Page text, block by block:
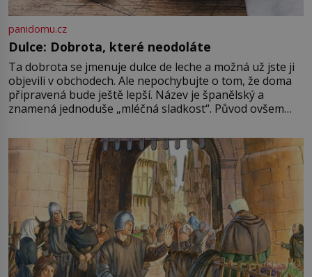
panidomu.cz
Dulce: Dobrota, které neodoláte
Ta dobrota se jmenuje dulce de leche a možná už jste ji
objevili v obchodech. Ale nepochybujte o tom, že doma
připravená bude ještě lepší. Název je španělský a
znamená jednoduše „mléčná sladkost“. Původ ovšem
pře hned několik latinskoamerických zemí a k tomu
Francie, kde se traduje,